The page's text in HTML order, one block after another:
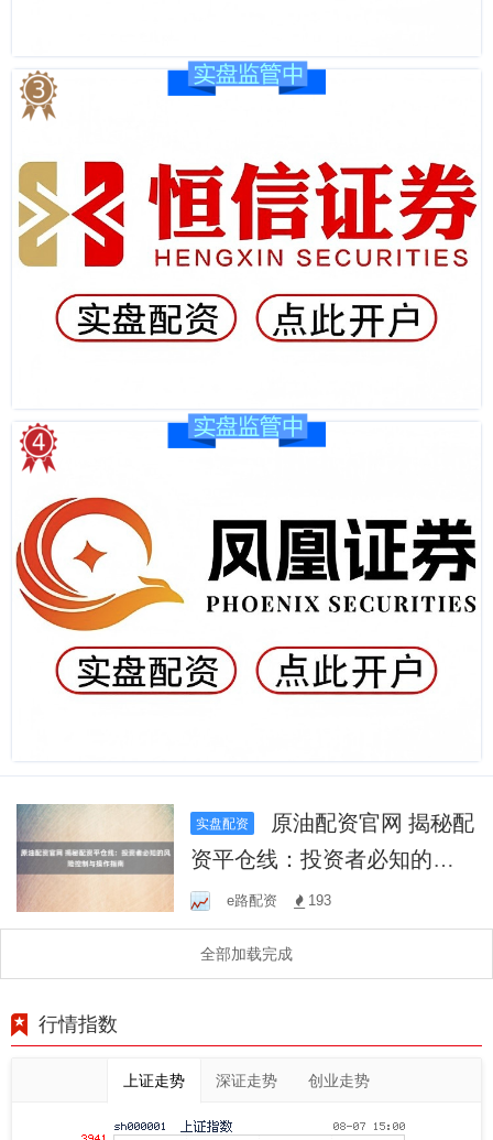
实盘配资
资平仓线：投资者必知的风
险控制与操作指南
e路配资 193
全部加载完成
行情指数
上证走势 深证走势 创业走势